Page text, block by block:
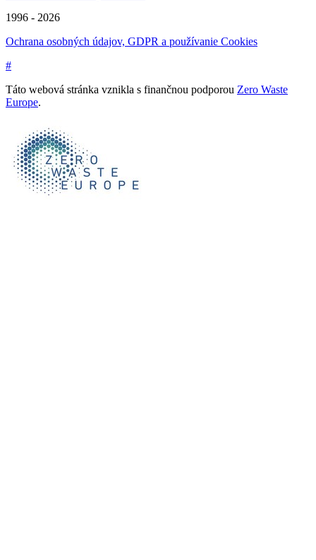
1996 - 2026
Ochrana osobných údajov, GDPR a používanie Cookies
#
Táto webová stránka vznikla s finančnou podporou Zero Waste
Europe.